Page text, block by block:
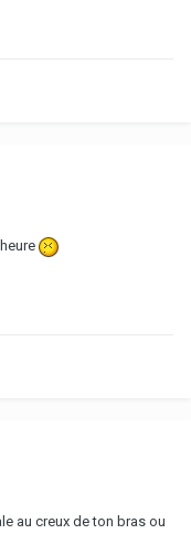
au creux de ton bras ou